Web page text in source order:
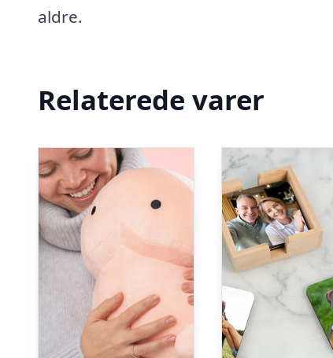
aldre.
Relaterede varer